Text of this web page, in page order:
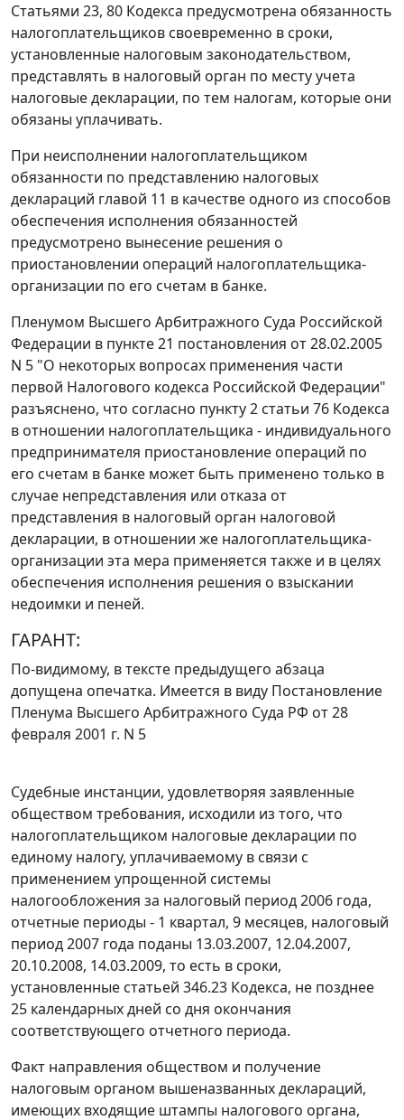
Статьями 23, 80 Кодекса предусмотрена обязанность
налогоплательщиков своевременно в сроки,
установленные налоговым законодательством,
представлять в налоговый орган по месту учета
налоговые декларации, по тем налогам, которые они
обязаны уплачивать.
При неисполнении налогоплательщиком
обязанности по представлению налоговых
деклараций главой 11 в качестве одного из способов
обеспечения исполнения обязанностей
предусмотрено вынесение решения о
приостановлении операций налогоплательщика-
организации по его счетам в банке.
Пленумом Высшего Арбитражного Суда Российской
Федерации в пункте 21 постановления от 28.02.2005
N 5 "О некоторых вопросах применения части
первой Налогового кодекса Российской Федерации"
разъяснено, что согласно пункту 2 статьи 76 Кодекса
в отношении налогоплательщика - индивидуального
предпринимателя приостановление операций по
его счетам в банке может быть применено только в
случае непредставления или отказа от
представления в налоговый орган налоговой
декларации, в отношении же налогоплательщика-
организации эта мера применяется также и в целях
обеспечения исполнения решения о взыскании
недоимки и пеней.
ГАРАНТ:
По-видимому, в тексте предыдущего абзаца
допущена опечатка. Имеется в виду Постановление
Пленума Высшего Арбитражного Суда РФ от 28
февраля 2001 г. N 5
Судебные инстанции, удовлетворяя заявленные
обществом требования, исходили из того, что
налогоплательщиком налоговые декларации по
единому налогу, уплачиваемому в связи с
применением упрощенной системы
налогообложения за налоговый период 2006 года,
отчетные периоды - 1 квартал, 9 месяцев, налоговый
период 2007 года поданы 13.03.2007, 12.04.2007,
20.10.2008, 14.03.2009, то есть в сроки,
установленные статьей 346.23 Кодекса, не позднее
25 календарных дней со дня окончания
соответствующего отчетного периода.
Факт направления обществом и получение
налоговым органом вышеназванных деклараций,
имеющих входящие штампы налогового органа,